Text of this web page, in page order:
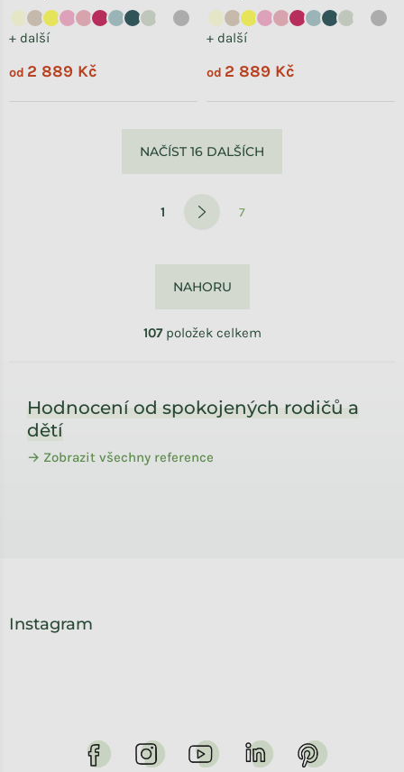
+ další
od 2 889 Kč
+ další
od 2 889 Kč
NAČÍST 16 DALŠÍCH
1 7
107položek celkem
NAHORU
Hodnocení od spokojených rodičů a
dětí
→ Zobrazit všechny reference
Instagram